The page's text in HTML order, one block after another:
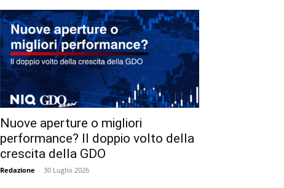
Nuove aperture o migliori
performance? Il doppio volto della
crescita della GDO
Redazione - 30 Luglio 2026